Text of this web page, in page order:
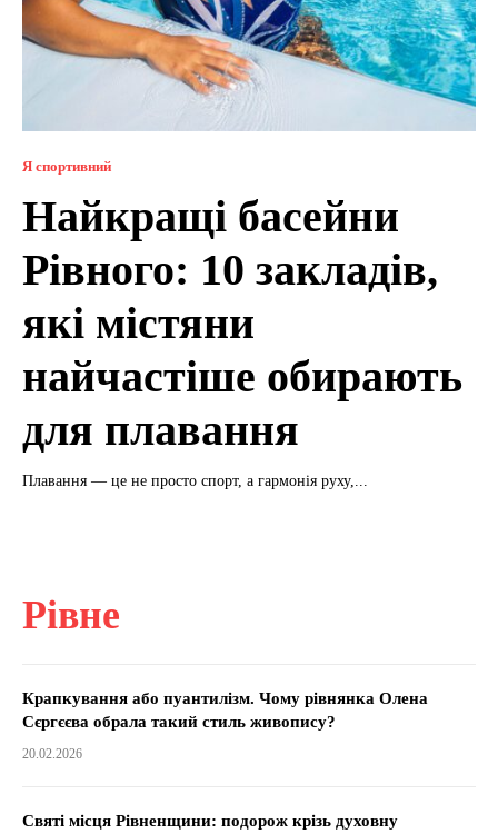
Я спортивний
Найкращі басейни
Рівного: 10 закладів,
які містяни
найчастіше обирають
для плавання
Плавання — це не просто спорт, а гармонія руху,...
Рівне
Крапкування або пуантилізм. Чому рівнянка Олена
Сєргєєва обрала такий стиль живопису?
20.02.2026
Святі місця Рівненщини: подорож крізь духовну